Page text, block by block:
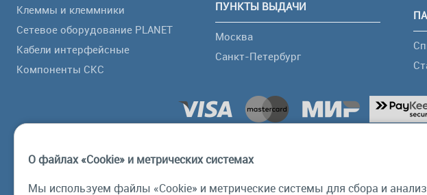
Клеммы и клеммники
Сетевое оборудование PLANET
Кабели интерфейсные
Компоненты СКС
ПУНКТЫ ВЫДАЧИ
Москва
Санкт-Петербург
О файлах «Cookie» и метрических системах
Мы используем файлы «Cookie» и метрические системы для сбора и